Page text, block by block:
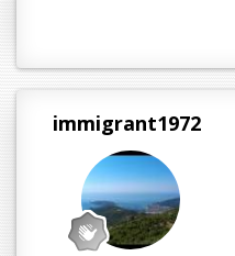
immigrant1972